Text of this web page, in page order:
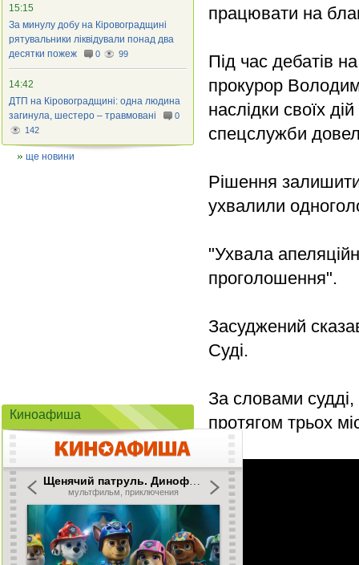
працювати на
Під час дебатів
прокурор
наслідки своїх
спецслужби
Рішення
ухвалили
"Ухвала
проголошення".
Засуджений
Суді.
За словами
протягом трьох
15:15
За минулу добу на Кіровоградщині
рятувальники ліквідували понад два
десятки пожеж
0 99
14:42
ДТП на Кіровоградщині: одна людина
загинула, шестеро – травмовані
0
142
ще новини
Киноафиша